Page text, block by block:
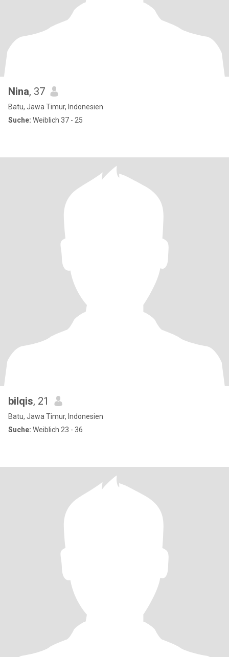
Nina, 37
Batu, Jawa Timur, Indonesien
Suche: Weiblich 37 - 25
bilqis, 21
Batu, Jawa Timur, Indonesien
Suche: Weiblich 23 - 36